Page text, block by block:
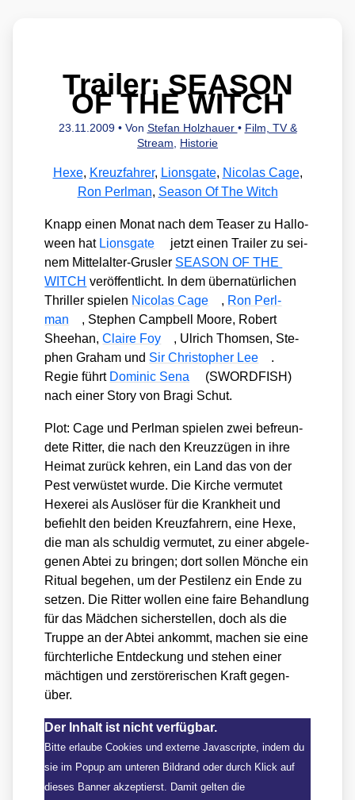
Trailer: SEASON
OF THE WITCH
23.11.2009 • Von Stefan Holzhauer • Film, TV &
Stream, Historie
Hexe, Kreuzfahrer, Lionsgate, Nicolas Cage,
Ron Perlman, Season Of The Witch
Knapp einen Monat nach dem Teaser zu Hal­lo­
ween hat Lions­gate
jetzt einen Trai­ler zu sei­
nem Mit­tel­al­ter-Grus­ler SEASON OF THE
WITCH ver­öf­fent­licht. In dem über­na­tür­li­chen
Thril­ler spie­len Nico­las Cage , Ron Perl­
man
, Ste­phen Camp­bell Moo­re, Robert
Shee­han,Clai­re Foy
, Ulrich Thom­sen, Ste­
phen Gra­ham und Sir Chris­to­pher Lee
.
Regie führt Domi­nic Sena
(SWORDFISH)
nach einer Sto­ry von Bra­gi Schut.
Plot: Cage und Perl­man spie­len zwei befreun­
de­te Rit­ter, die nach den Kreuz­zü­gen in ihre
Hei­mat zurück keh­ren, ein Land das von der
Pest ver­wüs­tet wur­de. Die Kir­che ver­mu­tet
Hexe­rei als Aus­lö­ser für die Krank­heit und
befiehlt den bei­den Kreuz­fah­rern, eine Hexe,
die man als schul­dig ver­mu­tet, zu einer abge­le­
ge­nen Abtei zu brin­gen; dort sol­len Mön­che ein
Ritu­al bege­hen, um der Pesti­lenz ein Ende zu
set­zen. Die Rit­ter wol­len eine fai­re Behand­lung
für das Mäd­chen sicher­stel­len, doch als die
Trup­pe an der Abtei ankommt, machen sie eine
fürch­ter­li­che Ent­de­ckung und ste­hen einer
mäch­ti­gen und zer­stö­re­ri­schen Kraft gegen­
über.
Der Inhalt ist nicht verfügbar.
Bitte erlaube Cookies und externe Javascripte, indem du
sie im Popup am unteren Bildrand oder durch Klick auf
dieses Banner akzeptierst. Damit gelten die